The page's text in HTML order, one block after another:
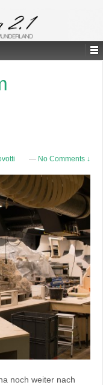
— No Comments ↓
noch weiter nach